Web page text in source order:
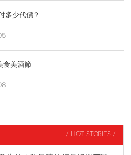
多少代價？
食美酒節
/ HOT STORIES /